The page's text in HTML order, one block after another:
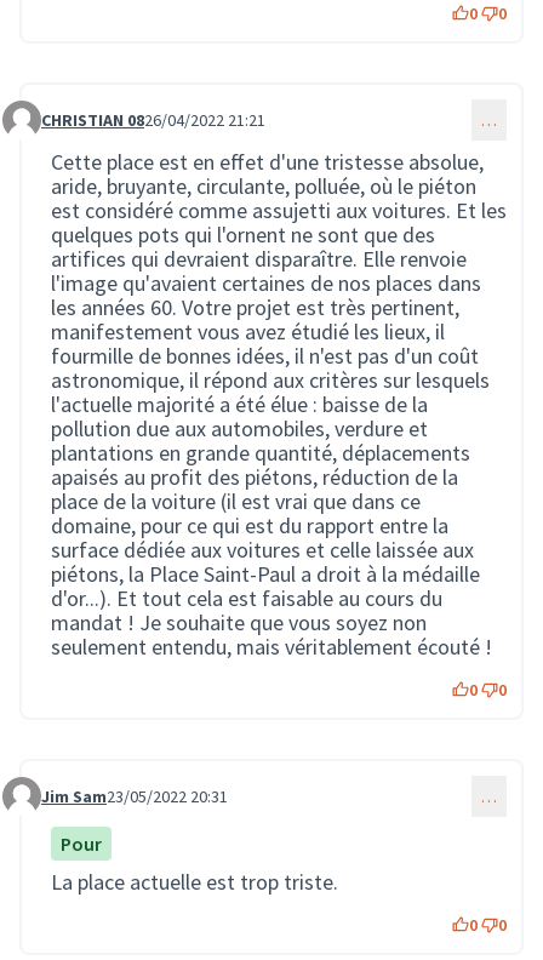
0 0
Commentaire 550
CHRISTIAN 0826/04/2022 21:21 …
Cette place est en effet d'une tristesse absolue,
aride, bruyante, circulante, polluée, où le piéton
est considéré comme assujetti aux voitures. Et les
quelques pots qui l'ornent ne sont que des
artifices qui devraient disparaître. Elle renvoie
l'image qu'avaient certaines de nos places dans
les années 60. Votre projet est très pertinent,
manifestement vous avez étudié les lieux, il
fourmille de bonnes idées, il n'est pas d'un coût
astronomique, il répond aux critères sur lesquels
l'actuelle majorité a été élue : baisse de la
pollution due aux automobiles, verdure et
plantations en grande quantité, déplacements
apaisés au profit des piétons, réduction de la
place de la voiture (il est vrai que dans ce
domaine, pour ce qui est du rapport entre la
surface dédiée aux voitures et celle laissée aux
piétons, la Place Saint-Paul a droit à la médaille
d'or...). Et tout cela est faisable au cours du
mandat ! Je souhaite que vous soyez non
seulement entendu, mais véritablement écouté !
0 0
Commentaire 1023
Jim Sam23/05/2022 20:31 …
Pour
La place actuelle est trop triste.
0 0